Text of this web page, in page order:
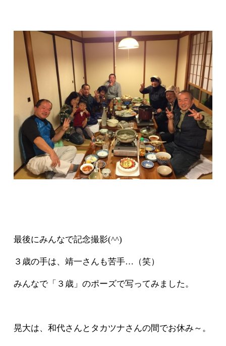
最後にみんなで記念撮影(^^)
３歳の手は、靖一さんも苦手…（笑）
みんなで「３歳」のポーズで写ってみました。
晃大は、和代さんとタカツナさんの間でお休み～。